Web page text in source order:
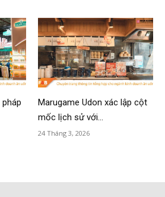
Marugame Udon xác lập cột
mốc lịch sử với...
24 Tháng 3, 2026